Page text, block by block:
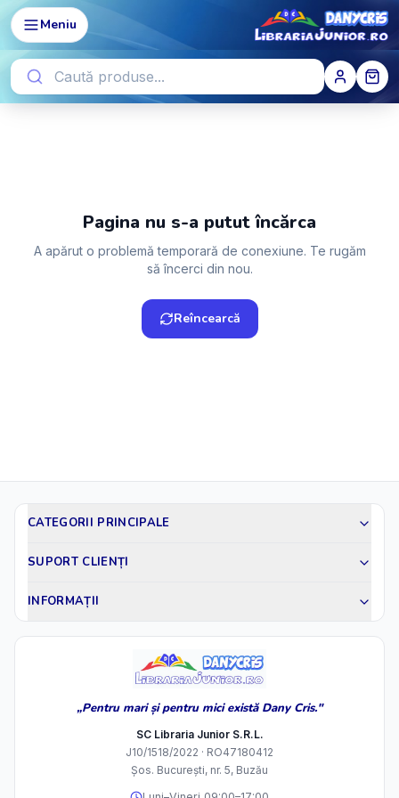
Meniu
Pagina nu s-a putut încărca
A apărut o problemă temporară de conexiune. Te rugăm
să încerci din nou.
Reîncearcă
CATEGORII PRINCIPALE
SUPORT CLIENȚI
INFORMAȚII
„Pentru mari și pentru mici există Dany Cris."
SC Libraria Junior S.R.L.
J10/1518/2022 · RO47180412
Șos. București, nr. 5, Buzău